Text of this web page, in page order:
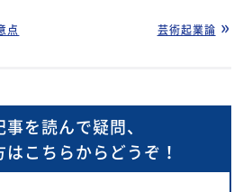
点 芸術起業論
を読んで疑問、
こちらからどうぞ！